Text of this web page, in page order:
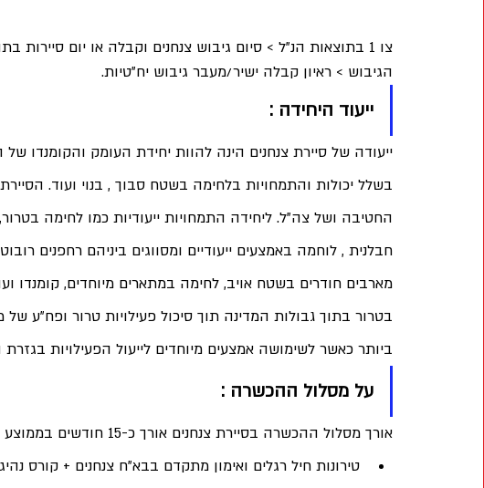
הגיבוש > ראיון קבלה ישיר/מעבר גיבוש יח"טיות.
ייעוד היחידה :
ייעודה של סיירת צנחנים הינה להוות יחידת העומק והקומנדו
בשלל יכולות והתמחויות בלחימה בשטח סבוך , בנוי ועוד.
החטיבה ושל צה"ל. ליחידה התמחויות ייעודיות כמו לחימה
חבלנית , לוחמה באמצעים ייעודיים ומסווגים ביניהם רחפנים
מארבים חודרים בשטח אויב, לחימה במתארים מיוחדים, קומנדו
בטרור בתוך גבולות המדינה תוך סיכול פעילויות טרור ופח"ע
ביותר כאשר לשימושה אמצעים מיוחדים לייעול הפעילויות
על מסלול ההכשרה :
אורך מסלול ההכשרה בסיירת צנחנים אורך כ-15 חודשים בממוצע וכולל :
טירונות חיל רגלים ואימון מתקדם בבא”ח צנחנים + קורס נהיגה